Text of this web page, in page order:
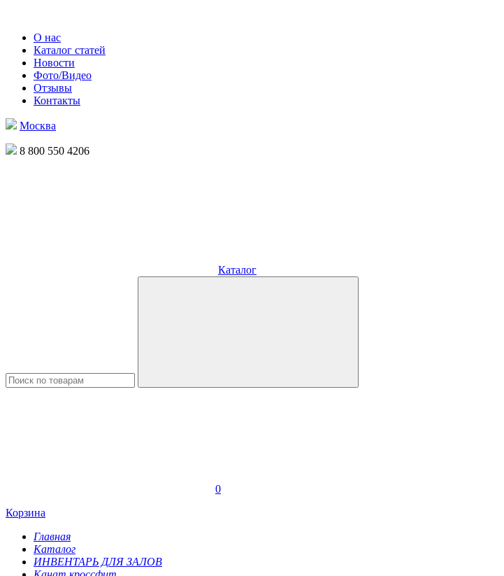
О нас
Каталог статей
Новости
Фото/Видео
Отзывы
Контакты
Москва
8 800 550 4206
Каталог
0
Корзина
Главная
Каталог
ИНВЕНТАРЬ ДЛЯ ЗАЛОВ